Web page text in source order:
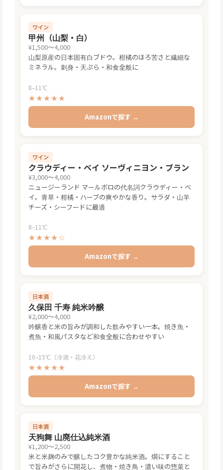
ワイン
甲州（山梨・白）
¥1,500〜4,000
山梨原産の日本固有白ブドウ。柑橘のほろ苦さと繊細な
ミネラル。刺身・天ぷら・和食全般に
8–11℃
★★★★★
Amazonで探す →
ワイン
クラウディー・ベイ ソーヴィニヨン・ブラン
¥3,000〜4,000
ニュージーランド マールボロの代名詞クラウディー・ベ
イ。青草・柑橘・ハーブの爽やかな香り。サラダ・山羊
チーズ・シーフードに最適
8–11℃
★★★★☆
Amazonで探す →
日本酒
久保田 千寿 純米吟醸
¥2,000〜4,000
吟醸香と米の旨みが調和した飲みやすい一本。焼き魚・
煮魚・和風パスタなど和食全般に合わせやすい
10–15℃（冷酒・花冷え）
★★★★★
Amazonで探す →
日本酒
天狗舞 山廃仕込純米酒
¥1,200〜2,500
米と米麹のみで醸したコク豊かな純米酒。燗にすること
で旨みがさらに開花し、煮物・焼き鳥・濃い味の惣菜と